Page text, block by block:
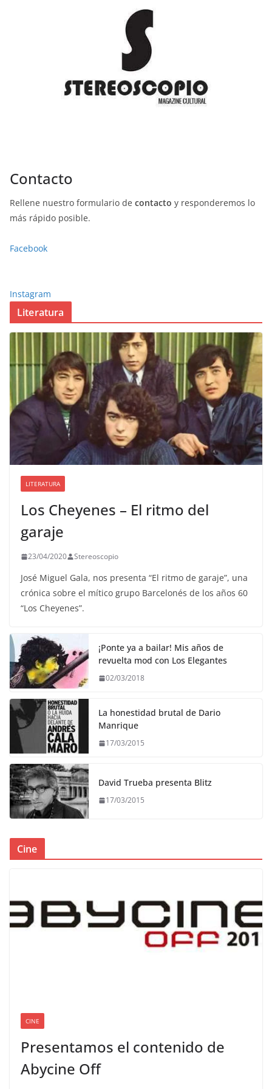
Contacto
Rellene nuestro formulario de contacto y responderemos lo
más rápido posible.
Facebook
Instagram
Literatura
LITERATURA
Los Cheyenes – El ritmo del
garaje
23/04/2020 Stereoscopio
José Miguel Gala, nos presenta “El ritmo de garaje”, una
crónica sobre el mítico grupo Barcelonés de los años 60
“Los Cheyenes”.
¡Ponte ya a bailar! Mis años de
revuelta mod con Los Elegantes
02/03/2018
La honestidad brutal de Dario
Manrique
17/03/2015
David Trueba presenta Blitz
17/03/2015
Cine
CINE
Presentamos el contenido de
Abycine Off